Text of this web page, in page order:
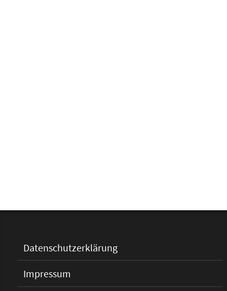
Datenschutzerklärung
Impressum